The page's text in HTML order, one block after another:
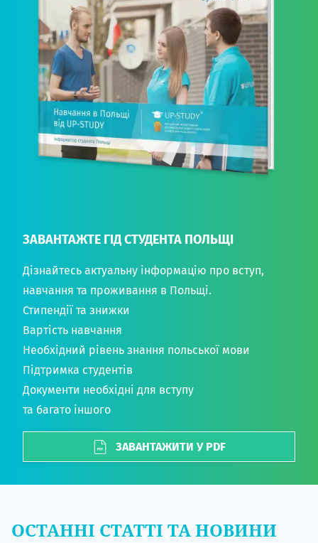
ЗАВАНТАЖТЕ ГІД СТУДЕНТА ПОЛЬЩІ
Дізнайтесь актуальну інформацію про вступ,
навчання та проживання в Польщі.
Стипендії та знижки
Вартість навчання
Необхідний рівень знання польської мови
Підтримка студентів
Документи необхідні для вступу
та багато іншого
ЗАВАНТАЖИТИ У PDF
ОСТАННІ СТАТТІ ТА НОВИНИ